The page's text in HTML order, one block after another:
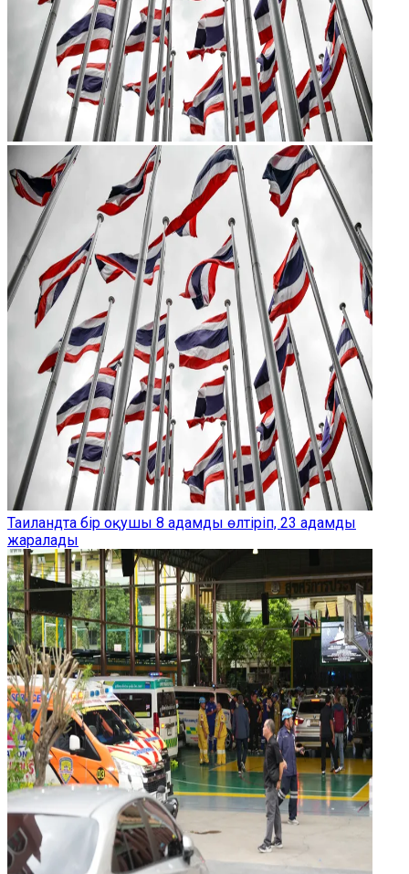
Таиландта бір оқушы 8 адамды өлтіріп, 23 адамды
жаралады